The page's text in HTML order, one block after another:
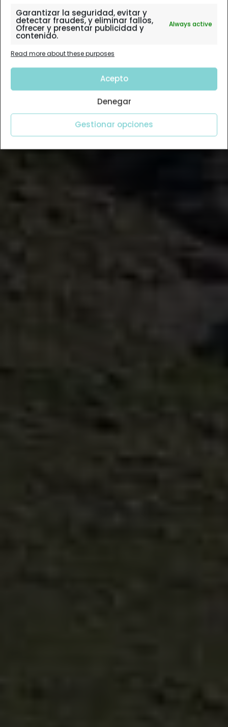
Garantizar la seguridad, evitar y
detectar fraudes, y eliminar fallos,
Ofrecer y presentar publicidad y
contenido.
Always active
Read more about these purposes
Acepto
Denegar
Gestionar opciones